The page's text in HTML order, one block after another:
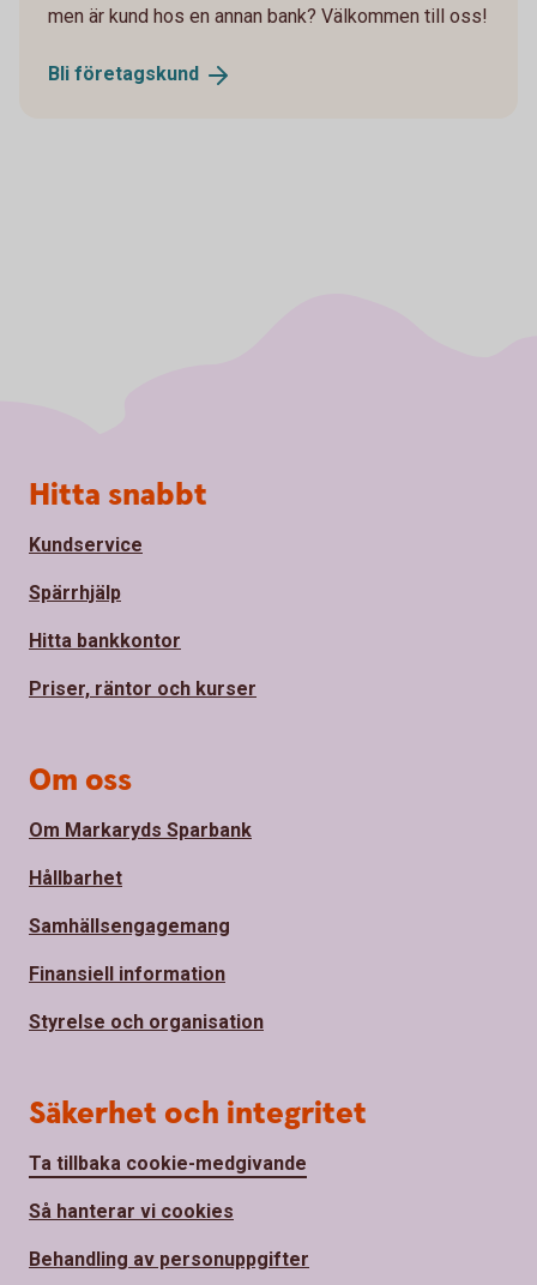
men är kund hos en annan bank? Välkommen till oss!
Bli företagskund
Sidfot
Hitta snabbt
Kundservice
Spärrhjälp
Hitta bankkontor
Priser, räntor och kurser
Om oss
Om Markaryds Sparbank
Hållbarhet
Samhällsengagemang
Finansiell information
Styrelse och organisation
Säkerhet och integritet
Ta tillbaka cookie-medgivande
Så hanterar vi cookies
Behandling av personuppgifter